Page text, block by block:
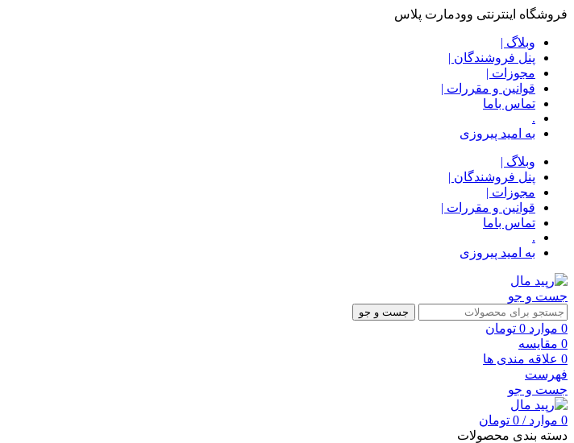
فروشگاه اینترنتی وودمارت پلاس
وبلاگ |
پنل فروشندگان |
مجوزات |
قوانین و مقررات |
تماس باما
.
به امید پیروزی
وبلاگ |
پنل فروشندگان |
مجوزات |
قوانین و مقررات |
تماس باما
.
به امید پیروزی
جست و جو
جست و جو
0 موارد 0 تومان
0 مقایسه
0 علاقه مندی ها
فهرست
جست و جو
0 موارد /
0 تومان
دسته بندی محصولات